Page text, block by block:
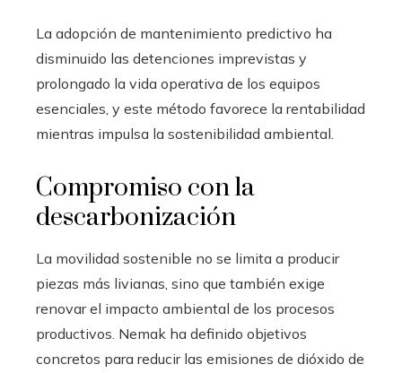
La adopción de mantenimiento predictivo ha
disminuido las detenciones imprevistas y
prolongado la vida operativa de los equipos
esenciales, y este método favorece la rentabilidad
mientras impulsa la sostenibilidad ambiental.
Compromiso con la
descarbonización
La movilidad sostenible no se limita a producir
piezas más livianas, sino que también exige
renovar el impacto ambiental de los procesos
productivos. Nemak ha definido objetivos
concretos para reducir las emisiones de dióxido de